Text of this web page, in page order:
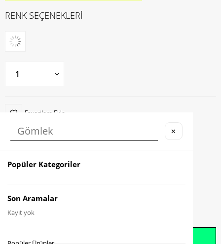
RENK SEÇENEKLERİ
Favorilere Ekle
Karşılaştır
Gelince Haber Ver
✕
Popüler Kategoriler
Son Aramalar
Kayıt yok